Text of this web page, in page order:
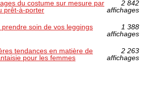
du costume sur mesure par
prêt-à-porter
2 842
affichages
prendre soin de vos leggings
1 388
affichages
tendances en matière de
pour les femmes
2 263
affichages